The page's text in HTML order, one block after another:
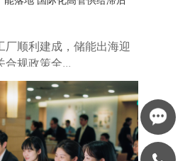
顺利建成，储能出海迎
合规政策全...